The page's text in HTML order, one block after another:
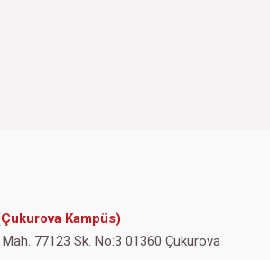
Kampüs)
77123 Sk. No:3 01360 Çukurova